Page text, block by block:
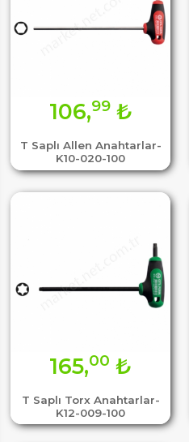
T Saplı Allen Anahtarlar-
K10-020-100
106,99₺
T Saplı Torx Anahtarlar-
K12-009-100
165,00 ₺